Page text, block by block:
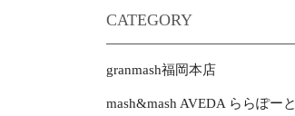
CATEGORY
granmash福岡本店
mash&mash AVEDA ららぽーと